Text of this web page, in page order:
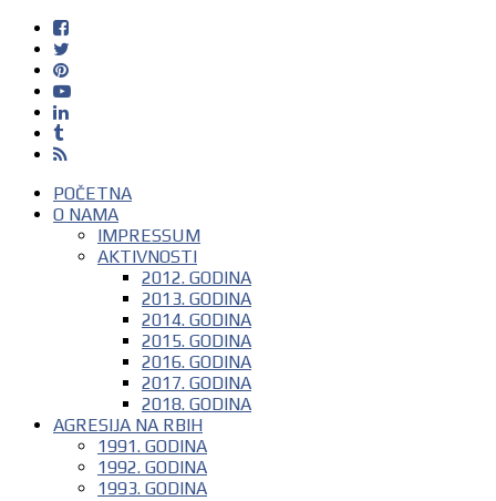
POČETNA
O NAMA
IMPRESSUM
AKTIVNOSTI
2012. GODINA
2013. GODINA
2014. GODINA
2015. GODINA
2016. GODINA
2017. GODINA
2018. GODINA
AGRESIJA NA RBIH
1991. GODINA
1992. GODINA
1993. GODINA